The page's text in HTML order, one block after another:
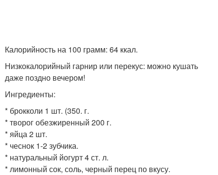
Калорийность на 100 грамм: 64 ккал.
Низкокалорийный гарнир или перекус: можно кушать
даже поздно вечером!
Ингредиенты:
* брокколи 1 шт. (350. г.
* творог обезжиренный 200 г.
* яйца 2 шт.
* чеснок 1-2 зубчика.
* натуральный йогурт 4 ст. л.
* лимонный сок, соль, черный перец по вкусу.